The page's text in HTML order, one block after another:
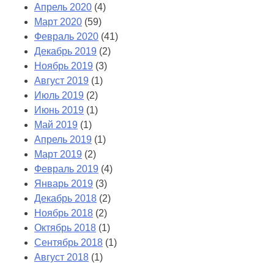
Апрель 2020 (4)
Март 2020 (59)
Февраль 2020 (41)
Декабрь 2019 (2)
Ноябрь 2019 (3)
Август 2019 (1)
Июль 2019 (2)
Июнь 2019 (1)
Май 2019 (1)
Апрель 2019 (1)
Март 2019 (2)
Февраль 2019 (4)
Январь 2019 (3)
Декабрь 2018 (2)
Ноябрь 2018 (2)
Октябрь 2018 (1)
Сентябрь 2018 (1)
Август 2018 (1)